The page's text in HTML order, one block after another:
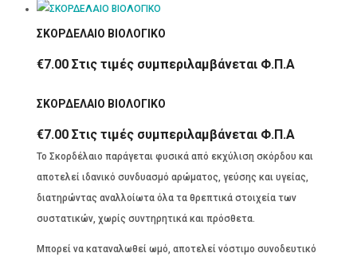
ΣΚΟΡΔΕΛΑΙΟ ΒΙΟΛΟΓΙΚΟ
€7.00 Στις τιμές συμπεριλαμβάνεται Φ.Π.Α
ΣΚΟΡΔΕΛΑΙΟ ΒΙΟΛΟΓΙΚΟ
€7.00 Στις τιμές συμπεριλαμβάνεται Φ.Π.Α
Το Σκορδέλαιο παράγεται φυσικά από εκχύλιση σκόρδου και
αποτελεί ιδανικό συνδυασμό αρώματος, γεύσης και υγείας,
διατηρώντας αναλλοίωτα όλα τα θρεπτικά στοιχεία των
συστατικών, χωρίς συντηρητικά και πρόσθετα.
Μπορεί να καταναλωθεί ωμό, αποτελεί νόστιμο συνοδευτικό